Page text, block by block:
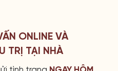
ONLINE VÀ
TRỊ TẠI NHÀ